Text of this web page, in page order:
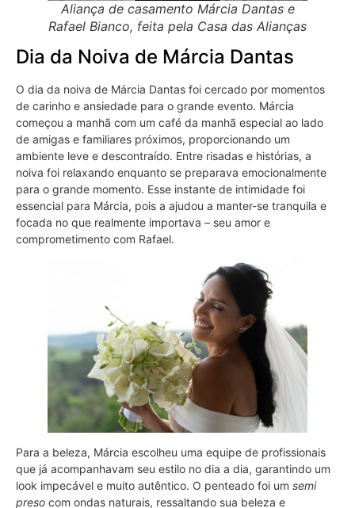
Aliança de casamento Márcia Dantas e
Rafael Bianco, feita pela Casa das Alianças
Dia da Noiva de Márcia Dantas
O dia da noiva de Márcia Dantas foi cercado por momentos
de carinho e ansiedade para o grande evento. Márcia
começou a manhã com um café da manhã especial ao lado
de amigas e familiares próximos, proporcionando um
ambiente leve e descontraído. Entre risadas e histórias, a
noiva foi relaxando enquanto se preparava emocionalmente
para o grande momento. Esse instante de intimidade foi
essencial para Márcia, pois a ajudou a manter-se tranquila e
focada no que realmente importava – seu amor e
comprometimento com Rafael​.
Para a beleza, Márcia escolheu uma equipe de profissionais
que já acompanhavam seu estilo no dia a dia, garantindo um
look impecável e muito autêntico. O penteado foi um semi
preso com ondas naturais, ressaltando sua beleza e